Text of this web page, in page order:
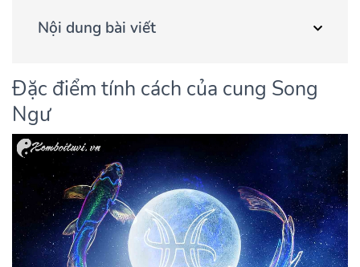
Nội dung bài viết
Đặc điểm tính cách của cung Song
Ngư